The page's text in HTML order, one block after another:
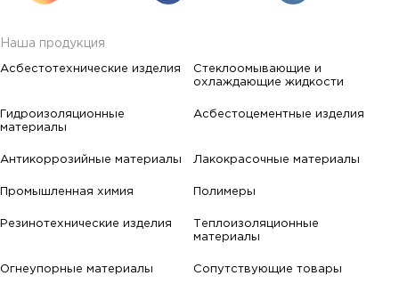
Наша продукция
Асбестотехнические изделия
Стеклоомывающие и
охлаждающие жидкости
Гидроизоляционные
материалы
Асбестоцементные изделия
Антикоррозийные материалы Лакокрасочные материалы
Промышленная химия Полимеры
Резинотехнические изделия
Теплоизоляционные
материалы
Огнеупорные материалы Сопутствующие товары